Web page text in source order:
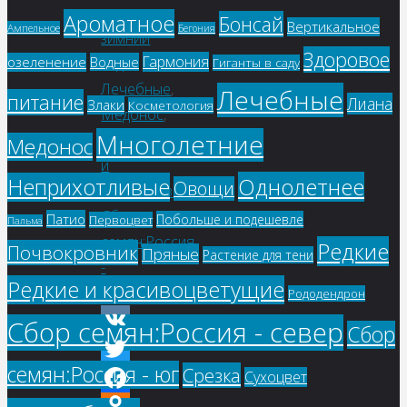
улицы,
зимний
сад,
Лечебные,
Медонос,
Редкие
и
красивоцветущие,
Сбор
семян:Россия
-
юг
VK
Twitter
Ампельное Ароматное Бегония Бонсай Вертикальное
озеленение Водные Гармония Гиганты в саду Здоровое
питание Злаки Косметология Лечебные Лиана
МедоносМноголетние
Неприхотливые Овощи Однолетнее
Пальма Патио Первоцвет Побольше и подешевле
Почвокровник Пряные Растение для тени Редкие
Редкие и красивоцветущие Рододендрон
Сбор семян:Россия - северСбор
семян:Россия - югСрезка Сухоцвет